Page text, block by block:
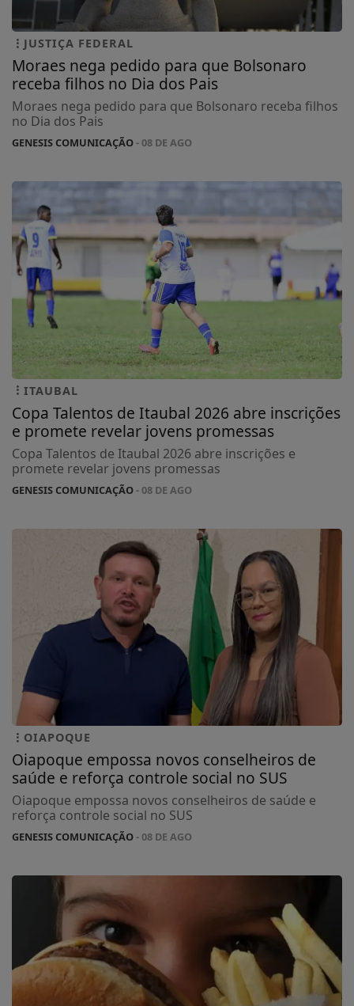
JUSTIÇA FEDERAL
Moraes nega pedido para que Bolsonaro
receba filhos no Dia dos Pais
Moraes nega pedido para que Bolsonaro receba filhos
no Dia dos Pais
GENESIS COMUNICAÇÃO- 08 DE AGO
ITAUBAL
Copa Talentos de Itaubal 2026 abre inscrições
e promete revelar jovens promessas
Copa Talentos de Itaubal 2026 abre inscrições e
promete revelar jovens promessas
GENESIS COMUNICAÇÃO- 08 DE AGO
OIAPOQUE
Oiapoque empossa novos conselheiros de
saúde e reforça controle social no SUS
Oiapoque empossa novos conselheiros de saúde e
reforça controle social no SUS
GENESIS COMUNICAÇÃO- 08 DE AGO